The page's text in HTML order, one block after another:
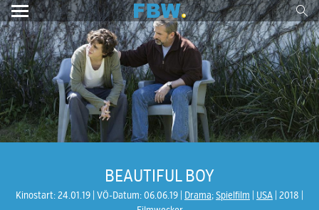
BEAUTIFUL BOY
Kinostart: 24.01.19 VÖ-Datum: 06.06.19 Drama;Spielfilm USA 2018